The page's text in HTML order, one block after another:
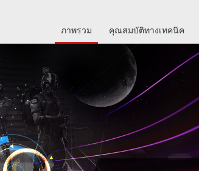
ภาพรวม คุณสมบัติทางเทคนิค